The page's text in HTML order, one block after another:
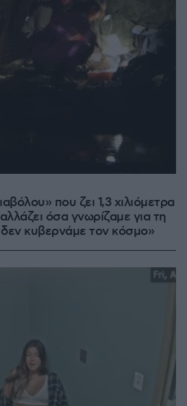
που ζει 1,3 χιλιόμετρα
όσα γνωρίζαμε για τη
κυβερνάμε τον κόσμο»